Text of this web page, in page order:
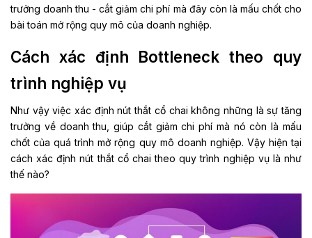
trưởng doanh thu - cắt giảm chi phí mà đây còn là mấu chốt cho
bài toán mở rộng quy mô của doanh nghiệp.
Cách xác định Bottleneck theo quy
trình nghiệp vụ
Như vậy việc xác định nút thắt cổ chai không những là sự tăng
trưởng về doanh thu, giúp cắt giảm chi phí mà nó còn là mấu
chốt của quá trình mở rộng quy mô doanh nghiệp. Vậy hiện tại
cách xác định nút thắt cổ chai theo quy trình nghiệp vụ là như
thế nào?